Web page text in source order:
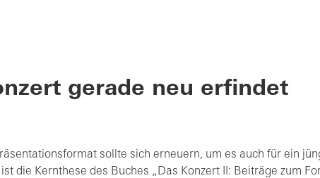
gerade neu erfindet
sollte sich erneuern, um es auch für ein
die Kernthese des Buches „Das Konzert II: Beiträge zum